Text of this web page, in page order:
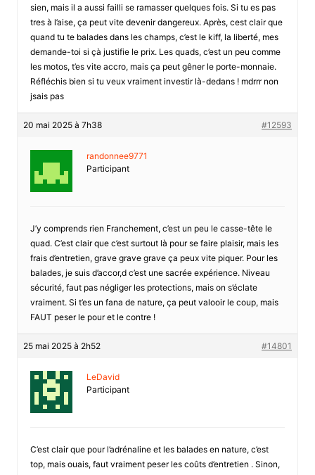
sien, mais il a aussi failli se ramasser quelques fois. Si tu es pas
tres à l’aise, ça peut vite devenir dangereux. Après, cest clair que
quand tu te balades dans les champs, c’est le kiff, la liberté, mes
demande-toi si çà justifie le prix. Les quads, c’est un peu comme
les motos, t’es vite accro, mais ça peut gêner le porte-monnaie.
Réfléchis bien si tu veux vraiment investir là-dedans ! mdrrr non
jsais pas
20 mai 2025 à 7h38 #12593
randonnee9771
Participant
J’y comprends rien Franchement, c’est un peu le casse-tête le
quad. C’est clair que c’est surtout là pour se faire plaisir, mais les
frais d’entretien, grave grave grave ça peux vite piquer. Pour les
balades, je suis d’accor,d c’est une sacrée expérience. Niveau
sécurité, faut pas négliger les protections, mais on s’éclate
vraiment. Si t’es un fana de nature, ça peut valooir le coup, mais
FAUT peser le pour et le contre !
25 mai 2025 à 2h52 #14801
LeDavid
Participant
C’est clair que pour l’adrénaline et les balades en nature, c’est
top, mais ouais, faut vraiment peser les coûts d’entretien . Sinon,